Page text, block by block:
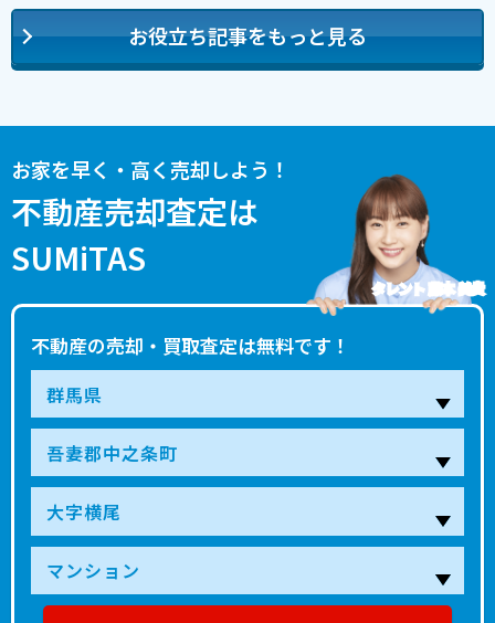
お役立ち記事をもっと見る
お家を早く・高く売却しよう！
不動産売却査定は
SUMiTAS
不動産の売却・買取査定は無料です！
タレント 藤本 美貴